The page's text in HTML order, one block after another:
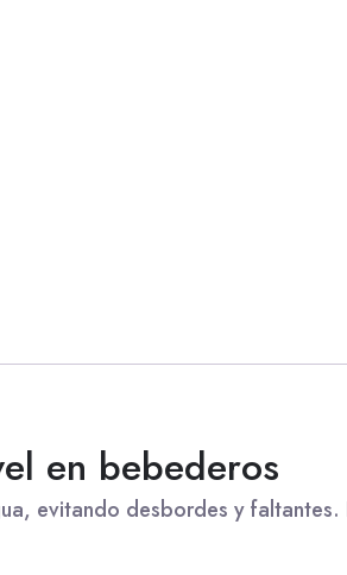
en bebederos
evitando desbordes y